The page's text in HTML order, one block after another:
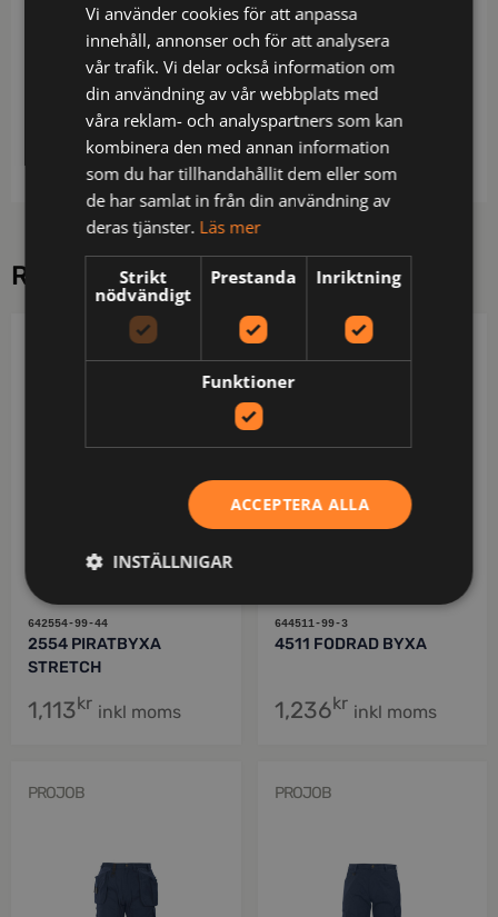
Skall bäras över flamskyddade plagg som är
certifierade enligt EN ISO 11612 / Reglerbara
elastiska hängslen / Bröstlapp i gummi / Reglerbar
midja / Reglerbara benslut / Godkänd enligt EN ISO
14116 index 1, EN 1149-5, EN ISO 20471 klass 2 och
EN 343 klass 4/1 / OEKO-TEX®-certifierad.
RELATERADE PRODUKTER
642554-99-44
2554 PIRATBYXA
STRETCH
1,113kr inkl moms
644511-99-3
4511 FODRAD BYXA
1,236kr inkl moms
PROJOB PROJOB
Vi använder cookies för att anpassa
innehåll, annonser och för att analysera
vår trafik. Vi delar också information om
din användning av vår webbplats med
våra reklam- och analyspartners som kan
kombinera den med annan information
som du har tillhandahållit dem eller som
de har samlat in från din användning av
deras tjänster. Läs mer
Strikt
nödvändigt
Prestanda Inriktning
Funktioner
ACCEPTERA ALLA
INSTÄLLNIGAR